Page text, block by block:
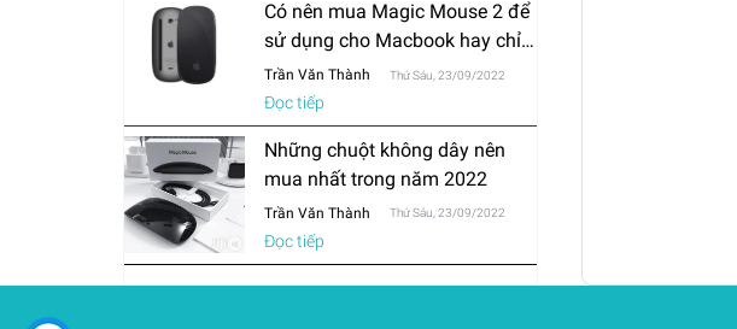
Có nên mua Magic Mouse 2 để
sử dụng cho Macbook hay chỉ
mua chuột thông thường?
Trần Văn Thành Thứ Sáu, 23/09/2022
Đọc tiếp
Những chuột không dây nên
mua nhất trong năm 2022
Trần Văn Thành Thứ Sáu, 23/09/2022
Đọc tiếp